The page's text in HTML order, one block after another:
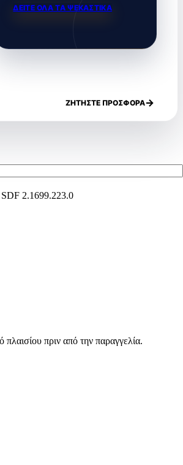
ΔΕΙΤΕ ΟΛΑ ΤΑ ΨΕΚΑΣΤΙΚΑ
ΖΗΤΗΣΤΕ ΠΡΟΣΦΟΡΑ
SDF 2.1699.223.0
πριν από την παραγγελία.